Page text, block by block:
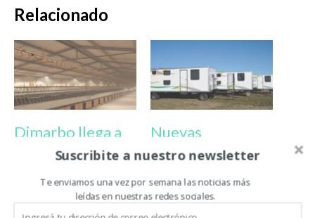
Relacionado
Dimarbo llega a
AgroActiva con
soluciones
integrales para el
productivo y
Nuevas
soluciones
habitacionales
llegan a la
muestra
Suscribite a nuestro newsletter
Te enviamos una vez por semana las noticias más
leídas en nuestras redes sociales.